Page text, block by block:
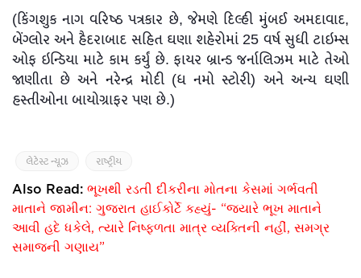
(કિંગશુક નાગ વરિષ્ઠ પત્રકાર છે, જેમણે દિલ્હી મુંબઈ અમદાવાદ,
બેંગ્લોર અને હૈદરાબાદ સહિત ઘણા શહેરોમાં 25 વર્ષ સુધી ટાઇમ્સ
ઓફ ઇન્ડિયા માટે કામ કર્યું છે. ફાયર બ્રાન્ડ જર્નાલિઝમ માટે તેઓ
જાણીતા છે અને નરેન્દ્ર મોદી (ધ નમો સ્ટોરી) અને અન્ય ઘણી
હસ્તીઓના બાયોગ્રાફર પણ છે.)
લેટેસ્ટ ન્યૂઝ રાષ્ટ્રીય
Also Read: ભૂખથી રડતી દીકરીના મોતના કેસમાં ગર્ભવતી
માતાને જામીન: ગુજરાત હાઈકોર્ટે કહ્યું- “જ્યારે ભૂખ માતાને
આવી હદે ધકેલે, ત્યારે નિષ્ફળતા માત્ર વ્યક્તિની નહીં, સમગ્ર
સમાજની ગણાય”